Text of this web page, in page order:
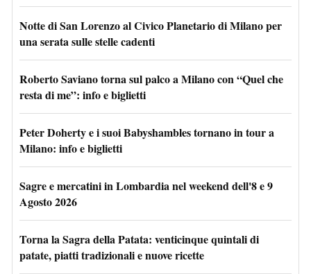
Notte di San Lorenzo al Civico Planetario di Milano per
una serata sulle stelle cadenti
Roberto Saviano torna sul palco a Milano con “Quel che
resta di me”: info e biglietti
Peter Doherty e i suoi Babyshambles tornano in tour a
Milano: info e biglietti
Sagre e mercatini in Lombardia nel weekend dell'8 e 9
Agosto 2026
Torna la Sagra della Patata: venticinque quintali di
patate, piatti tradizionali e nuove ricette